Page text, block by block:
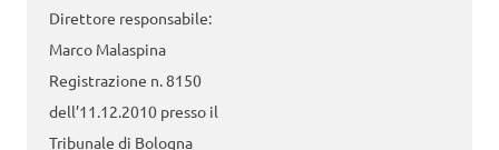
Direttore responsabile:
Marco Malaspina
Registrazione n. 8150
dell’11.12.2010 presso il
Tribunale di Bologna